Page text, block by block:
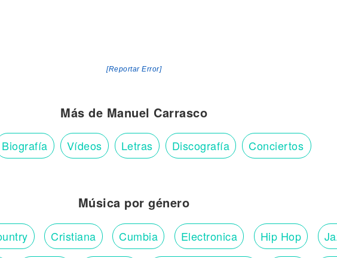
[Reportar Error]
Más de Manuel Carrasco
Biografía Vídeos Letras Discografía Conciertos
Música por género
Cristiana Cumbia Electronica Hip Hop